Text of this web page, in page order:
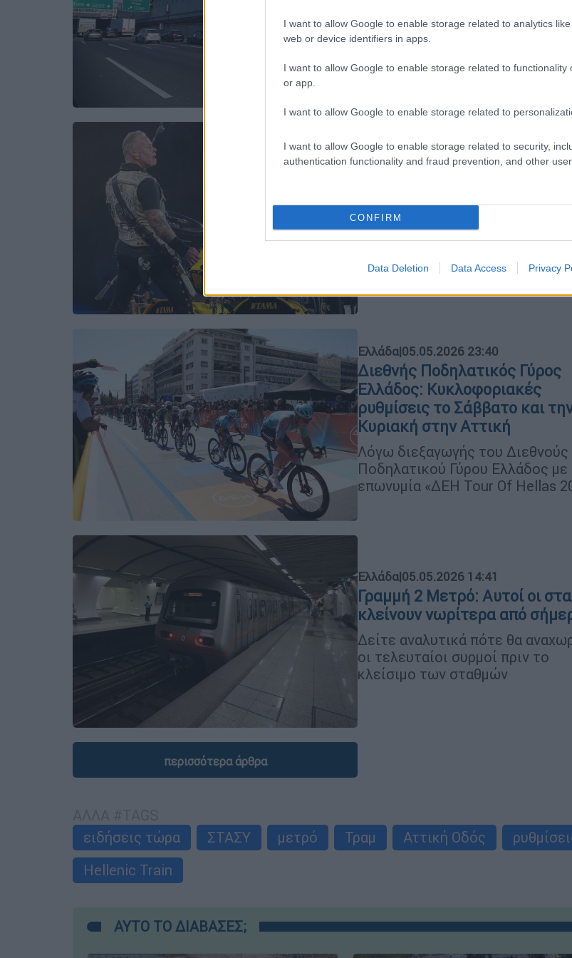
I want to allow Google to enable storage related to analytics
web or device identifiers in apps.
I want to allow Google to enable storage related to functionality
or app.
I want to allow Google to enable storage related to
I want to allow Google to enable storage related to security,
authentication functionality and fraud prevention, and other user
CONFIRM
Data Deletion Data Access Privacy
Ο προσωρινός αποκλεισμός θα
πραγματοποιηθεί λόγω εργασιών
ασφαλτόστρωσης
Ελλάδα|07.05.2026 18:18
Metallica: Κυκλοφοριακές
ασφαλείας στο ΟΑΚΑ ενόψει
συναυλίας
για το τριήμερο 8, 9 και 10
Ελλάδα|05.05.2026 23:40
Διεθνής Ποδηλατικός Γύρος
Ελλάδος: Κυκλοφοριακές
ρυθμίσεις το Σάββατο και
Κυριακή στην Αττική
Λόγω διεξαγωγής του Διεθνούς
Ποδηλατικού Γύρου Ελλάδος με
επωνυμία «ΔΕΗ Tour Of Hellas
Ελλάδα|05.05.2026 14:41
Γραμμή 2 Μετρό: Αυτοί οι
κλείνουν νωρίτερα από
Δείτε αναλυτικά πότε θα
οι τελευταίοι συρμοί πριν το
κλείσιμο των σταθμών
περισσότερα άρθρα
ειδήσεις τώρα
ΣΤΑΣΥ μετρό Τραμ Αττική Οδός
Hellenic Train
ΑΥΤΟ ΤΟ ΔΙΑΒΑΣΕΣ;